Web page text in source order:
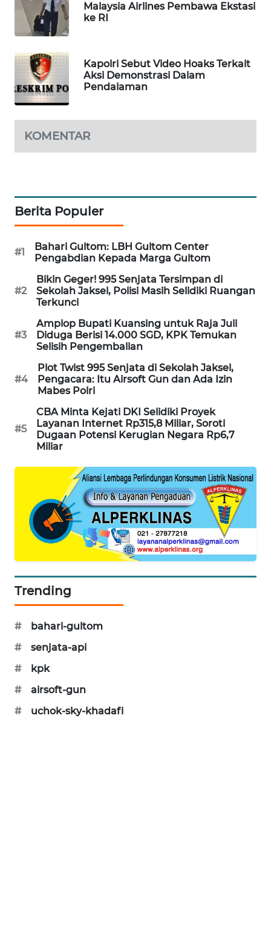
Malaysia Airlines Pembawa Ekstasi
ke RI
Kapolri Sebut Video Hoaks Terkait
Aksi Demonstrasi Dalam
Pendalaman
KOMENTAR
Berita Populer
#1
Bahari Gultom: LBH Gultom Center
Pengabdian Kepada Marga Gultom
#2
Bikin Geger! 995 Senjata Tersimpan di
Sekolah Jaksel, Polisi Masih Selidiki Ruangan
Terkunci
#3
Amplop Bupati Kuansing untuk Raja Juli
Diduga Berisi 14.000 SGD, KPK Temukan
Selisih Pengembalian
#4
Plot Twist 995 Senjata di Sekolah Jaksel,
Pengacara: Itu Airsoft Gun dan Ada Izin
Mabes Polri
#5
CBA Minta Kejati DKI Selidiki Proyek
Layanan Internet Rp315,8 Miliar, Soroti
Dugaan Potensi Kerugian Negara Rp6,7
Miliar
Trending
#
bahari-gultom
#
senjata-api
#
kpk
#
airsoft-gun
#
uchok-sky-khadafi
WAHANA
PERSONA
WAHANA
OTOMOTIF
WAHANA
LAPAK
WAHANA
Wahana
Network
KONSUMEN
LISTRIK
MASYARAKAT
KELISTRIKAN
WALINKI
ID
MAWAKA
ID
MARTABAT
PLN
WATCH
LPKKI
LKKI
KOPEKLIN
PORTAL